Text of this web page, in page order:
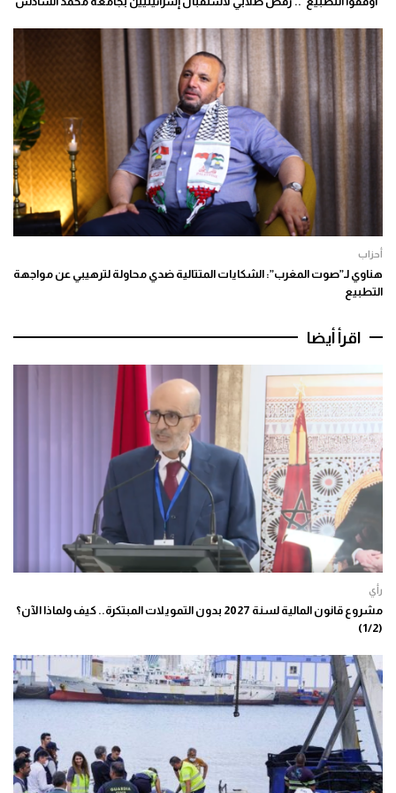
أحزاب
هناوي لـ”صوت المغرب”: الشكايات المتتالية ضدي محاولة لترهيبي عن مواجهة
التطبيع
اقرأ أيضا
رأي
مشروع قانون المالية لسنة 2027 بدون التمويلات المبتكرة.. كيف ولماذا الآن؟
(1/2)